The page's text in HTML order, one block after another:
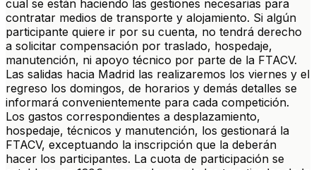
cual se están haciendo las gestiones necesarias para
contratar medios de transporte y alojamiento. Si algún
participante quiere ir por su cuenta, no tendrá derecho
a solicitar compensación por traslado, hospedaje,
manutención, ni apoyo técnico por parte de la FTACV.
Las salidas hacia Madrid las realizaremos los viernes y el
regreso los domingos, de horarios y demás detalles se
informará convenientemente para cada competición.
Los gastos correspondientes a desplazamiento,
hospedaje, técnicos y manutención, los gestionará la
FTACV, exceptuando la inscripción que la deberán
hacer los participantes. La cuota de participación se